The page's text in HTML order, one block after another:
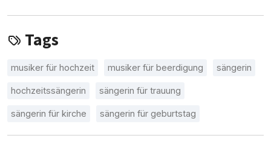
Tags
musiker für hochzeit musiker für beerdigung sängerin
hochzeitssängerin sängerin für trauung
sängerin für kirche sängerin für geburtstag